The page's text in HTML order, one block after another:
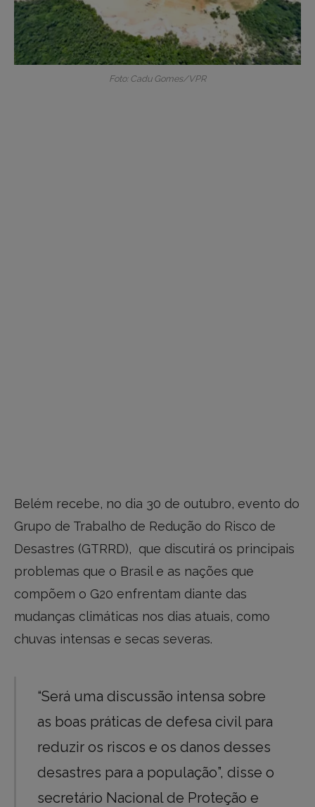
Foto: Cadu Gomes/VPR
Belém recebe, no dia 30 de outubro, evento do
Grupo de Trabalho de Redução do Risco de
Desastres (GTRRD), que discutirá os principais
problemas que o Brasil e as nações que
compõem o G20 enfrentam diante das
mudanças climáticas nos dias atuais, como
chuvas intensas e secas severas.
“Será uma discussão intensa sobre
as boas práticas de defesa civil para
reduzir os riscos e os danos desses
desastres para a população”, disse o
secretário Nacional de Proteção e